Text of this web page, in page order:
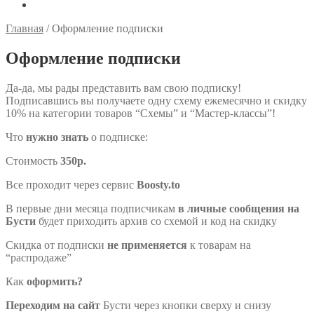
Главная /Оформление подписки
Оформление подписки
Да-да, мы рады представить вам свою подписку!
Подписавшись вы получаете одну схему ежемесячно и скидку
10% на категории товаров “Схемы” и “Мастер-классы”!
Что нужно знать о подписке:
Стоимость 350р.
Все проходит через сервис Boosty.to
В первые дни месяца подписчикам в личные сообщения на
Бусти будет приходить архив со схемой и код на скидку
Скидка от подписки не применяется к товарам на
“распродаже”
Как оформить?
Переходим на сайт Бусти через кнопки сверху и снизу